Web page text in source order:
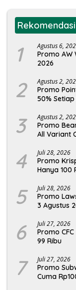
1 Agustus 6,
Promo AW
2026
2 Agustus 2,
Promo
50% Setiap
3 Agustus 2,
Promo
All Variant
4 Juli 28, 2026
Promo
Hanya 100
5 Juli 28, 2026
Promo
3 Agustus
6 Juli 27, 2026
Promo
99 Ribu
7 Juli 27, 2026
Promo
Cuma